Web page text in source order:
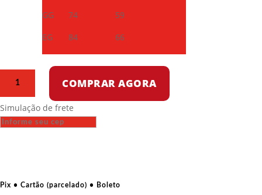
GG
74
59
EG
84 66
-
Marighella
COMPRAR AGORA
Simulação de frete
Pix • Cartão (parcelado) • Boleto